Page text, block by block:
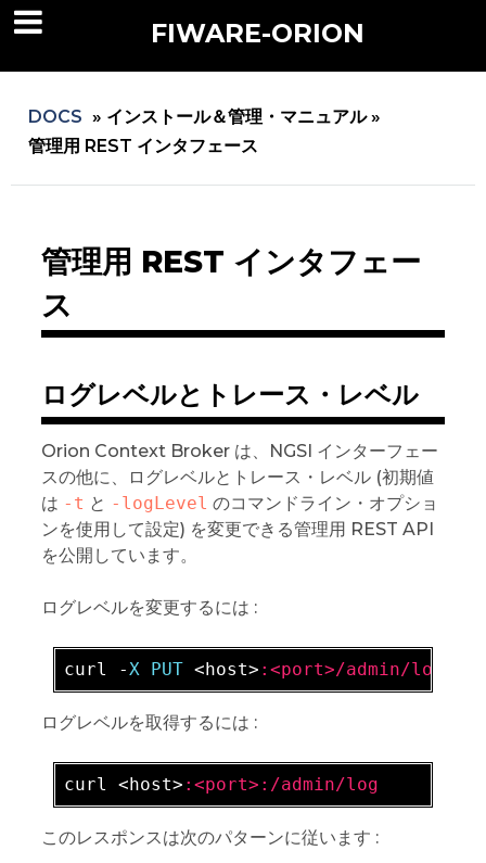
FIWARE-ORION
DOCS » インストール＆管理・マニュアル »
管理用 REST インタフェース
管理用 REST インタフェー
ス
ログレベルとトレース・レベル
Orion Context Broker は、NGSI インターフェー
スの他に、ログレベルとトレース・レベル (初期値
は -t と -logLevel のコマンドライン・オプショ
ンを使用して設定) を変更できる管理用 REST API
を公開しています。
ログレベルを変更するには :
curl -X PUT <host> :<port>/admin/
ログレベルを取得するには :
curl <host> :<port> :/admin/log
このレスポンスは次のパターンに従います :